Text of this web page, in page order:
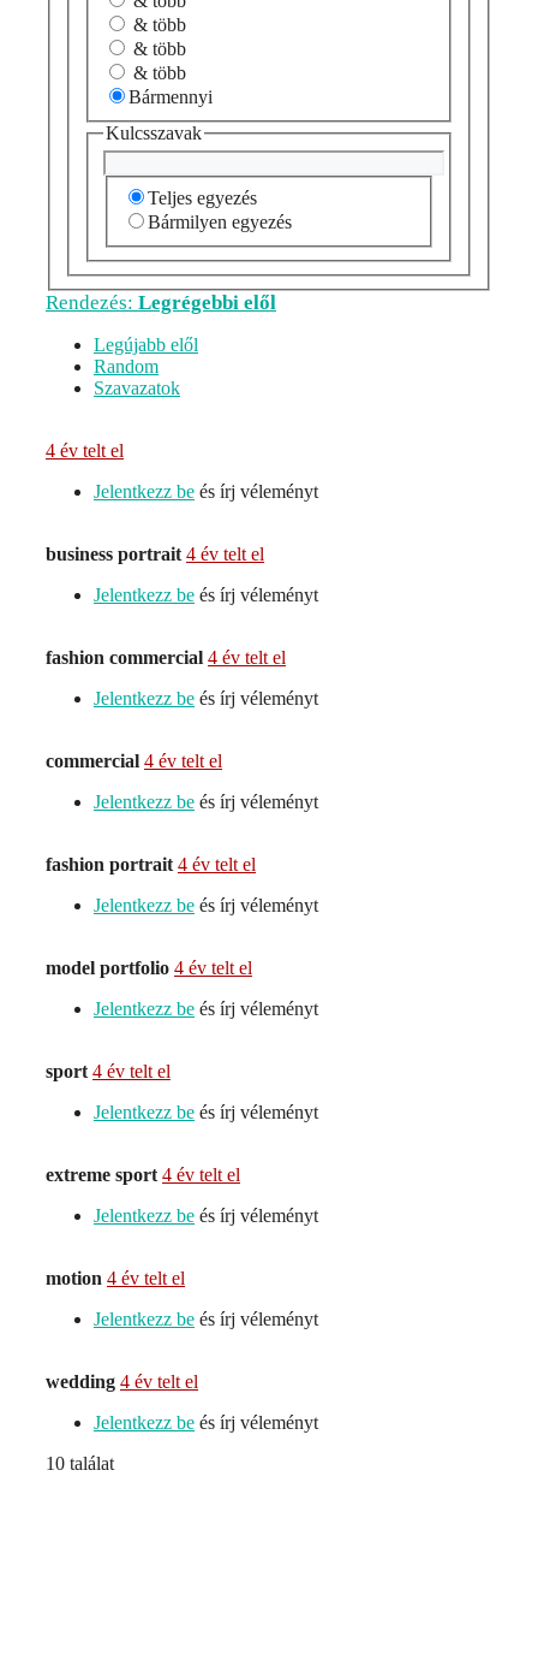
& több
& több
& több
Bármennyi
Kulcsszavak
Teljes egyezés
Bármilyen egyezés
Rendezés: Legrégebbi elől
Legújabb elől
Random
Szavazatok
4 év telt el
Jelentkezz be és írj véleményt
business portrait 4 év telt el
Jelentkezz be és írj véleményt
fashion commercial 4 év telt el
Jelentkezz be és írj véleményt
commercial 4 év telt el
Jelentkezz be és írj véleményt
fashion portrait 4 év telt el
Jelentkezz be és írj véleményt
model portfolio 4 év telt el
Jelentkezz be és írj véleményt
sport 4 év telt el
Jelentkezz be és írj véleményt
extreme sport 4 év telt el
Jelentkezz be és írj véleményt
motion 4 év telt el
Jelentkezz be és írj véleményt
wedding 4 év telt el
Jelentkezz be és írj véleményt
10 találat